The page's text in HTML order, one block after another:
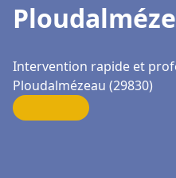
Intervention rapide et
Ploudalmézeau (29830)